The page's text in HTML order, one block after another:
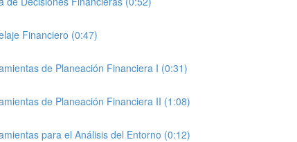
Financiero (0:47)
de Planeación Financiera I (0:31)
de Planeación Financiera II (1:08)
para el Análisis del Entorno (0:12)